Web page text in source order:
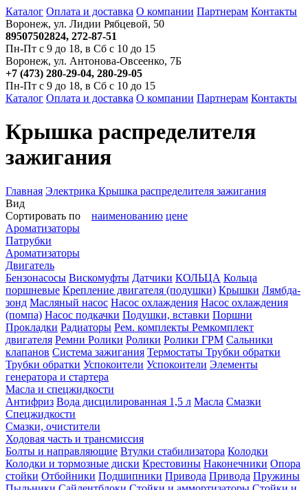
Каталог Оплата и доставка О компании Партнерам Контакты
Воронеж, ул. Лидии Рябцевой, 50
89507502824, 272-87-51
Пн-Пт с 9 до 18, в Сб с 10 до 15
Воронеж, ул. Антонова-Овсеенко, 7Б
+7 (473) 280-29-04, 280-29-05
Пн-Пт с 9 до 18, в Сб с 10 до 15
Каталог Оплата и доставка О компании Партнерам Контакты
Крышка распределителя
зажигания
Главная Электрика Крышка распределителя зажигания
Вид
Сортировать по наименованию цене
Ароматизаторы
Патрубки
Ароматизаторы
Двигатель
Бензонасосы Вискомуфты Датчики КОЛЬЦА Кольца
поршневые Крепление двигателя (подушки) Крышки Лямбда-
зонд Масляный насос Насос охлаждения Насос охлаждения
(помпа) Насос подкачки Подушки, вставки Поршни
Прокладки Радиаторы Рем. комплекты Ремкомплект
двигателя Ремни Ролики Ролики Ролики ГРМ Сальники
клапанов Система зажигания Термостаты Трубки обратки
Трубки обратки Успокоители Успокоители Элементы
генератора и стартера
Масла и спецжидкости
Антифриз Вода дисцилированная 1,5 л Масла Смазки
Спецжидкости
Смазки, очистители
Ходовая часть и трансмиссия
Болты и направляющие Втулки стабилизатора Колодки
Колодки и тормозные диски Крестовины Наконечники Опора
стойки Отбойники Подшипники Привода Привода Пружины